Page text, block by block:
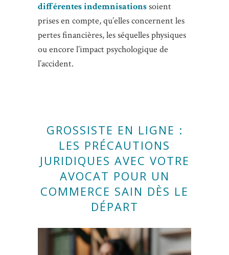
différentes indemnisationssoient
prises en compte, qu’elles concernent les
pertes financières, les séquelles physiques
ou encore l’impact psychologique de
l’accident.
GROSSISTE EN LIGNE :
LES PRÉCAUTIONS
JURIDIQUES AVEC VOTRE
AVOCAT POUR UN
COMMERCE SAIN DÈS LE
DÉPART